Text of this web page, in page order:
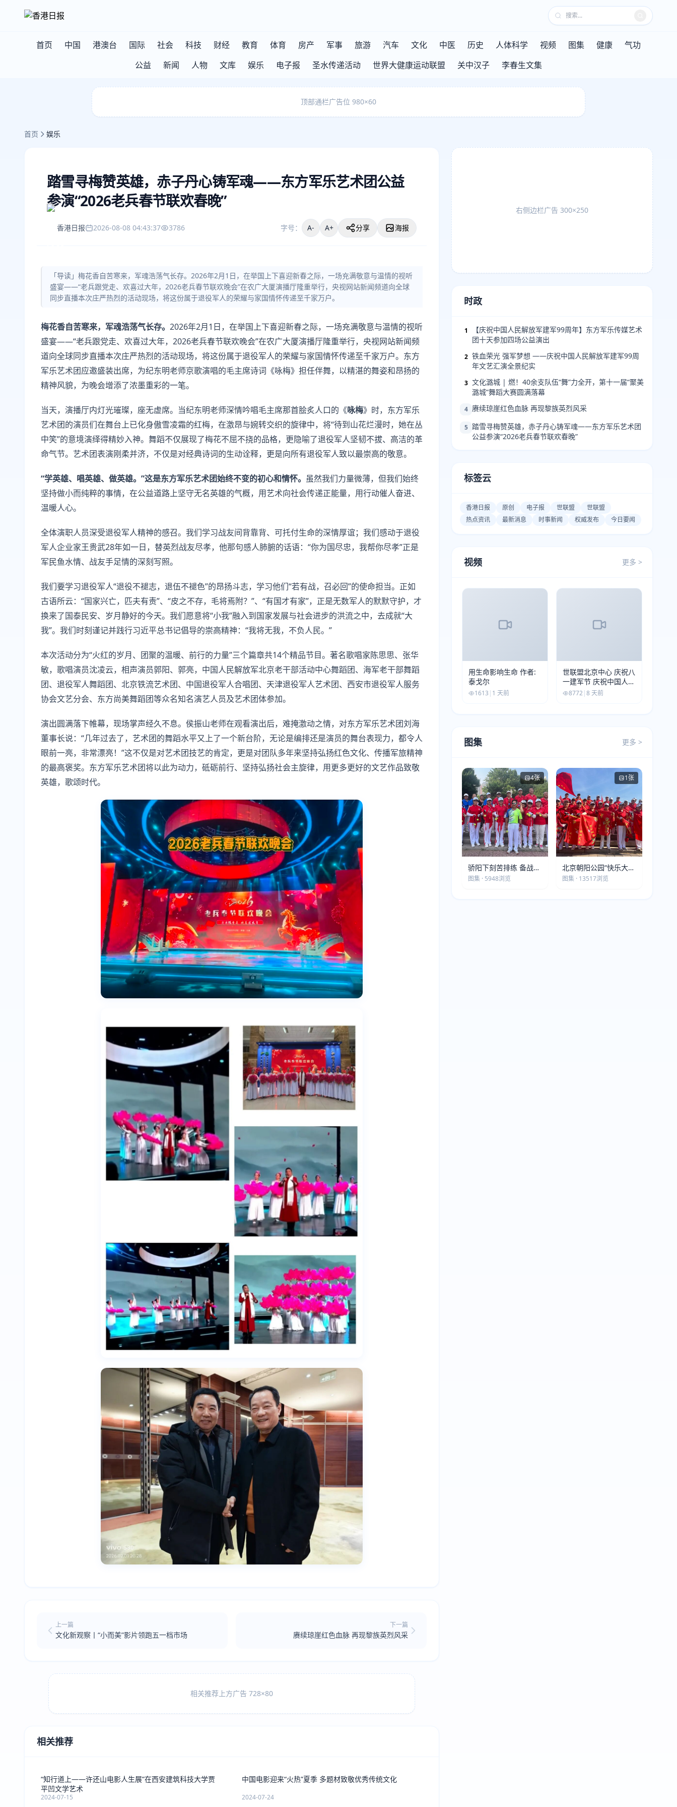
首页 中国 港澳台 国际 社会 科技 财经 教育 体育 房产 军事 旅游 汽车 文化 中医 历史 人体科学 视频 图集 健康
气功
公益
新闻 人物 文库 娱乐 电子报 圣水传递活动 世界大健康运动联盟 关中汉子 李春生文集
顶部通栏广告位 980×60
首页 娱乐
踏雪寻梅赞英雄，赤子丹心铸军魂——东方军乐艺术团公益
参演“2026老兵春节联欢春晚”
香港日报 2026-08-08 04:43:37 3786 字号： A- A+ 分享 海报
「导读」梅花香自苦寒来，军魂浩荡气长存。2026年2月1日，在举国上下喜迎新春之际，一场充满敬意与温情的视听
盛宴——“老兵跟党走、欢喜过大年，2026老兵春节联欢晚会”在农广大厦演播厅隆重举行，央视网站新闻频道向全球
同步直播本次庄严热烈的活动现场，将这份属于退役军人的荣耀与家国情怀传递至千家万户。
梅花香自苦寒来，军魂浩荡气长存。 2026年2月1日，在举国上下喜迎新春之际，一场充满敬意与温情的视听
盛宴——“老兵跟党走、欢喜过大年，2026老兵春节联欢晚会”在农广大厦演播厅隆重举行，央视网站新闻频
道向全球同步直播本次庄严热烈的活动现场，将这份属于退役军人的荣耀与家国情怀传递至千家万户。东方
军乐艺术团应邀盛装出席，为纪东明老师京歌演唱的毛主席诗词《咏梅》担任伴舞，以精湛的舞姿和昂扬的
精神风貌，为晚会增添了浓墨重彩的一笔。
当天，演播厅内灯光璀璨，座无虚席。当纪东明老师深情吟唱毛主席那首脍炙人口的《咏梅》时，东方军乐
艺术团的演员们在舞台上已化身傲雪凌霜的红梅，在激昂与婉转交织的旋律中，将“待到山花烂漫时，她在丛
中笑”的意境演绎得精妙入神。舞蹈不仅展现了梅花不屈不挠的品格，更隐喻了退役军人坚韧不拔、高洁的革
命气节。艺术团表演刚柔并济，不仅是对经典诗词的生动诠释，更是向所有退役军人致以最崇高的敬意。
“学英雄、唱英雄、做英雄。”这是东方军乐艺术团始终不变的初心和情怀。 虽然我们力量微薄，但我们始终
坚持做小而纯粹的事情，在公益道路上坚守无名英雄的气概，用艺术向社会传递正能量，用行动催人奋进、
温暖人心。
全体演职人员深受退役军人精神的感召。我们学习战友间背靠背、可托付生命的深情厚谊；我们感动于退役
军人企业家王贵武28年如一日，替英烈战友尽孝，他那句感人肺腑的话语：“你为国尽忠，我帮你尽孝”正是
军民鱼水情、战友手足情的深刻写照。
我们要学习退役军人“退役不褪志，退伍不褪色”的昂扬斗志，学习他们“若有战，召必回”的使命担当。正如
古语所云：“国家兴亡，匹夫有责”、“皮之不存，毛将焉附？”、“有国才有家”，正是无数军人的默默守护，才
换来了国泰民安、岁月静好的今天。我们愿意将“小我”融入到国家发展与社会进步的洪流之中，去成就“大
我”。我们时刻谨记并践行习近平总书记倡导的崇高精神：“我将无我，不负人民。”
本次活动分为“火红的岁月、团聚的温暖、前行的力量”三个篇章共14个精品节目。著名歌唱家陈思思、张华
敏，歌唱演员沈凌云，相声演员郭阳、郭亮，中国人民解放军北京老干部活动中心舞蹈团、海军老干部舞蹈
团、退役军人舞蹈团、北京铁流艺术团、中国退役军人合唱团、天津退役军人艺术团、西安市退役军人服务
协会文艺分会、东方尚美舞蹈团等众名知名演艺人员及艺术团体参加。
演出圆满落下帷幕，现场掌声经久不息。侯振山老师在观看演出后，难掩激动之情，对东方军乐艺术团刘海
董事长说：“几年过去了，艺术团的舞蹈水平又上了一个新台阶，无论是编排还是演员的舞台表现力，都令人
眼前一亮，非常漂亮！”这不仅是对艺术团技艺的肯定，更是对团队多年来坚持弘扬红色文化、传播军旅精神
的最高褒奖。东方军乐艺术团将以此为动力，砥砺前行、坚持弘扬社会主旋律，用更多更好的文艺作品致敬
英雄，歌颂时代。
上一篇
文化新观察丨“小而美”影片领跑五一档市场
下一篇
赓续琼崖红色血脉 再现黎族英烈风采
相关推荐上方广告 728×80
相关推荐
“知行道上——许还山电影人生展”在西安建筑科技大学贾
平凹文学艺术
2024-07-15
中国电影迎来“火热”夏季 多题材致敬优秀传统文化
2024-07-24
右侧边栏广告 300×250
时政
1
【庆祝中国人民解放军建军99周年】东方军乐传媒艺术
团十天参加四场公益演出
2 铁血荣光 强军梦想 ——庆祝中国人民解放军建军99周
年文艺汇演全景纪实
3 文化潞城 | 燃！40余支队伍“舞”力全开，第十一届“聚美
潞城”舞蹈大赛圆满落幕
4 赓续琼崖红色血脉 再现黎族英烈风采
5 踏雪寻梅赞英雄，赤子丹心铸军魂——东方军乐艺术团
公益参演“2026老兵春节联欢春晚”
标签云
香港日报 原创 电子报 世联盟
世联盟
热点资讯
最新消息 时事新闻 权威发布 今日要闻
视频 更多 >
用生命影响生命 作者:
泰戈尔
1613 | 1 天前
世联盟北京中心 庆祝八
一建军节 庆祝中国人民
解放军建军99周年
8772 |8 天前
图集 更多 >
4张
骄阳下刻苦排练 备战第
五届莫斯科世界大健康
图集 · 5948浏览
1张
北京朝阳公园“快乐大本
营”建党105周年庆祝活
图集 · 13517浏览